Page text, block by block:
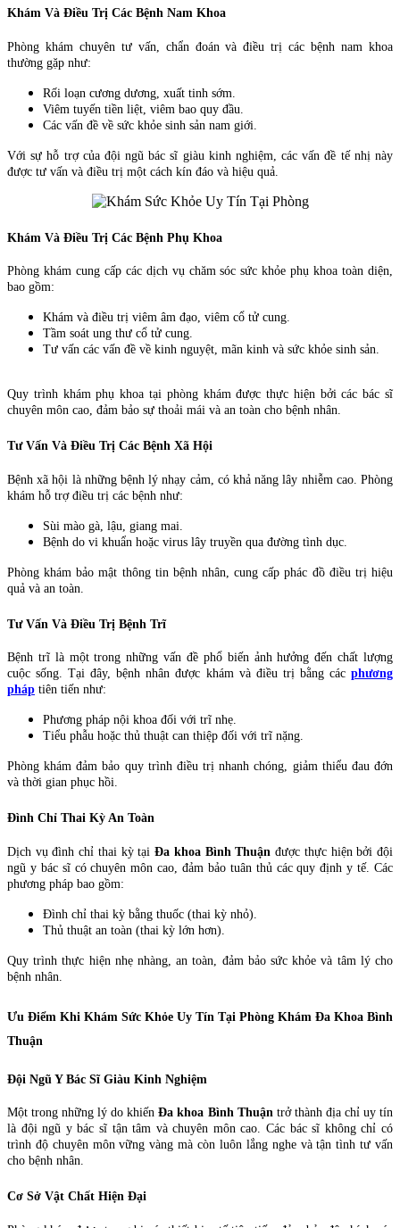
Khám Và Điều Trị Các Bệnh Nam Khoa
Phòng khám chuyên tư vấn, chẩn đoán và điều trị các bệnh nam khoa
thường gặp như:
Rối loạn cương dương, xuất tinh sớm.
Viêm tuyến tiền liệt, viêm bao quy đầu.
Các vấn đề về sức khỏe sinh sản nam giới.
Với sự hỗ trợ của đội ngũ bác sĩ giàu kinh nghiệm, các vấn đề tế nhị này
được tư vấn và điều trị một cách kín đáo và hiệu quả.
Khám Và Điều Trị Các Bệnh Phụ Khoa
Phòng khám cung cấp các dịch vụ chăm sóc sức khỏe phụ khoa toàn diện,
bao gồm:
Khám và điều trị viêm âm đạo, viêm cổ tử cung.
Tầm soát ung thư cổ tử cung.
Tư vấn các vấn đề về kinh nguyệt, mãn kinh và sức khỏe sinh sản.
Quy trình khám phụ khoa tại phòng khám được thực hiện bởi các bác sĩ
chuyên môn cao, đảm bảo sự thoải mái và an toàn cho bệnh nhân.
Tư Vấn Và Điều Trị Các Bệnh Xã Hội
Bệnh xã hội là những bệnh lý nhạy cảm, có khả năng lây nhiễm cao. Phòng
khám hỗ trợ điều trị các bệnh như:
Sùi mào gà, lậu, giang mai.
Bệnh do vi khuẩn hoặc virus lây truyền qua đường tình dục.
Phòng khám bảo mật thông tin bệnh nhân, cung cấp phác đồ điều trị hiệu
quả và an toàn.
Tư Vấn Và Điều Trị Bệnh Trĩ
Bệnh trĩ là một trong những vấn đề phổ biến ảnh hưởng đến chất lượng
cuộc sống. Tại đây, bệnh nhân được khám và điều trị bằng các phương
pháp tiên tiến như:
Phương pháp nội khoa đối với trĩ nhẹ.
Tiểu phẫu hoặc thủ thuật can thiệp đối với trĩ nặng.
Phòng khám đảm bảo quy trình điều trị nhanh chóng, giảm thiểu đau đớn
và thời gian phục hồi.
Đình Chỉ Thai Kỳ An Toàn
Dịch vụ đình chỉ thai kỳ tạiĐa khoa Bình Thuận được thực hiện bởi đội
ngũ y bác sĩ có chuyên môn cao, đảm bảo tuân thủ các quy định y tế. Các
phương pháp bao gồm:
Đình chỉ thai kỳ bằng thuốc (thai kỳ nhỏ).
Thủ thuật an toàn (thai kỳ lớn hơn).
Quy trình thực hiện nhẹ nhàng, an toàn, đảm bảo sức khỏe và tâm lý cho
bệnh nhân.
Ưu Điểm Khi Khám Sức Khỏe Uy Tín Tại Phòng Khám Đa Khoa Bình
Thuận
Đội Ngũ Y Bác Sĩ Giàu Kinh Nghiệm
Một trong những lý do khiếnĐa khoa Bình Thuậntrở thành địa chỉ uy tín
là đội ngũ y bác sĩ tận tâm và chuyên môn cao. Các bác sĩ không chỉ có
trình độ chuyên môn vững vàng mà còn luôn lắng nghe và tận tình tư vấn
cho bệnh nhân.
Cơ Sở Vật Chất Hiện Đại